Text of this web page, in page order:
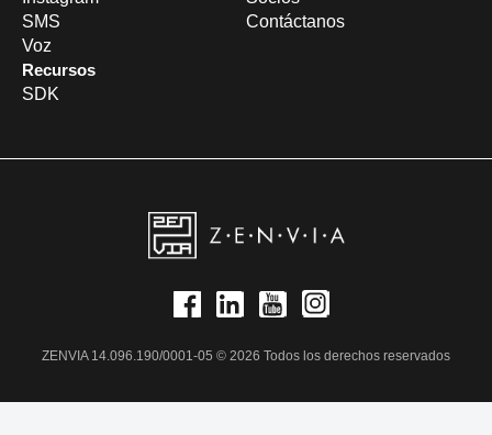
SMS
Voz
Recursos
SDK
Contáctanos
ZENVIA 14.096.190/0001-05 © 2026 Todos los derechos reservados